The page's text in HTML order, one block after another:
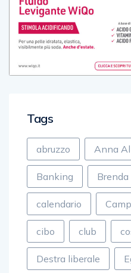
Tags
abruzzo Anna
Banking
calendario
cibo club
Destra liberale